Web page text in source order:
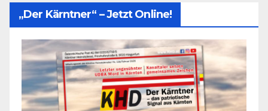
„Der Kärntner“ – Jetzt Online!